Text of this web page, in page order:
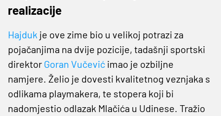
realizacije
Hajduk je ove zime bio u velikoj potrazi za
pojačanjima na dvije pozicije, tadašnji sportski
direktor Goran Vučević imao je ozbiljne
namjere. Želio je dovesti kvalitetnog veznjaka s
odlikama playmakera, te stopera koji bi
nadomjestio odlazak Mlačića u Udinese. Tražio